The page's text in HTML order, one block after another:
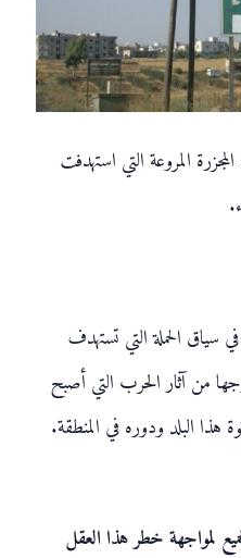
المروعة التي استهدفت
سياق الحملة التي تستهدف
من آثار الحرب التي أصبح
البلد ودوره في المنطقة.
لمواجهة خطر هذا العقل